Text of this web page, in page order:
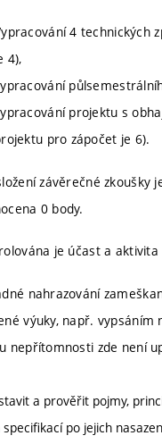
4 technických
4),
projektu s
pro zápočet je 6).
závěrečné zkoušky
0 body.
je účast a
nahrazování
výuky, např.
nepřítomnosti zde není
a prověřit pojmy,
specifikací po jejich